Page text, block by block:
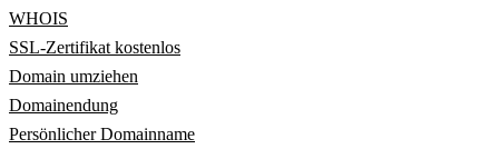
WHOIS
SSL-Zertifikat kostenlos
Domain umziehen
Domainendung
Persönlicher Domainname